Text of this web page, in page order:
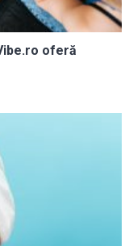
oferă